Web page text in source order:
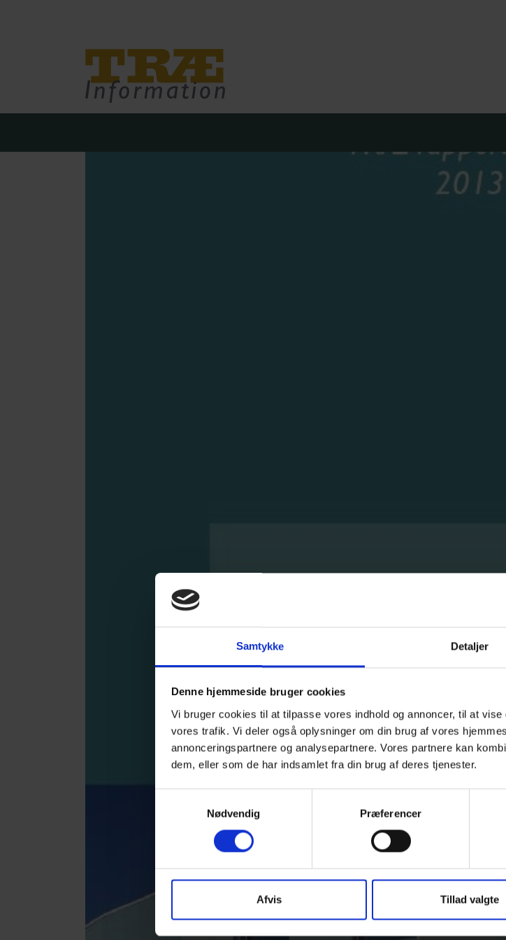
Samtykke Detaljer
Denne hjemmeside bruger cookies
Vi bruger cookies til at tilpasse vores indhold og annoncer, til at
vores trafik. Vi deler også oplysninger om din brug af vores
annonceringspartnere og analysepartnere. Vores partnere kan
dem, eller som de har indsamlet fra din brug af deres tjenester.
Nødvendig
Præferencer
Afvis Tillad valgte